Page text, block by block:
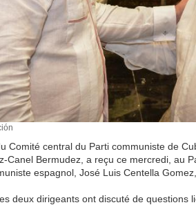
Comité central du Parti communiste de
Canel Bermudez, a reçu ce mercredi, au
espagnol, José Luis Centella
deux dirigeants ont discuté de questions